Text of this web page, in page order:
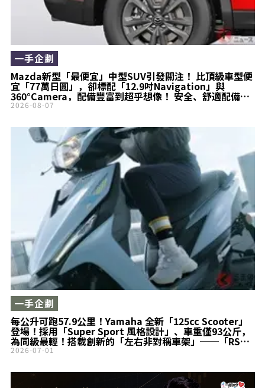
Mazda新型「最便宜」中型SUV引發關注！ 比頂級車型便
宜「77萬日圓」，卻標配「12.9吋Navigation」與
360°Camera，配備豐富到超乎想像！ 安全、舒適配備一
應俱全，堪稱「聰明人的選擇」！ 入門車型「新型CX-
一手企劃
2026-08-07
每公升可跑57.9公里！Yamaha 全新「125cc Scooter」
登場！採用「Super Sport 風格設計」、車重僅93公斤，
為同級最輕！搭載創新的「左右非對稱車架」──「RS
NEO」正式在台灣發表
一手企劃
2026-07-01